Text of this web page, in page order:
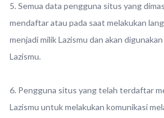
5. Semua data pengguna situs yang
mendaftar atau pada saat melakukan
menjadi milik Lazismu dan akan
Lazismu.
6. Pengguna situs yang telah terdaftar
Lazismu untuk melakukan komunikasi